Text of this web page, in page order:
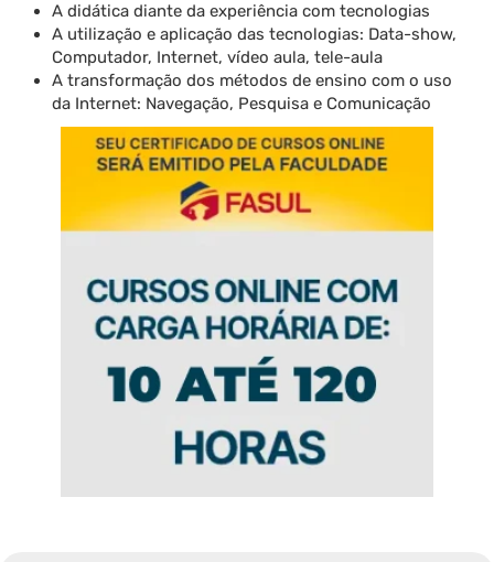
A didática diante da experiência com tecnologias
A utilização e aplicação das tecnologias: Data-show,
Computador, Internet, vídeo aula, tele-aula
A transformação dos métodos de ensino com o uso
da Internet: Navegação, Pesquisa e Comunicação